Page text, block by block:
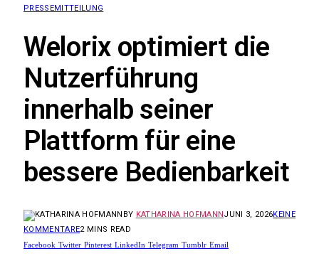
PRESSEMITTEILUNG
Welorix optimiert die
Nutzerführung
innerhalb seiner
Plattform für eine
bessere Bedienbarkeit
BY KATHARINA HOFMANNJUNI 3, 2026KEINE
KOMMENTARE2 MINS READ
Facebook Twitter Pinterest LinkedIn Telegram Tumblr Email